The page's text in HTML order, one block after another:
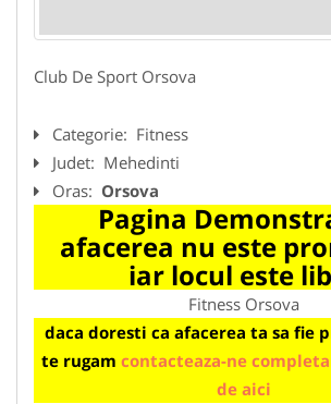
Club De Sport Orsova
Categorie: Fitness
Judet: Mehedinti
Oras: Orsova
Pagina
afacerea nu este
iar locul este
Fitness Orsova
daca doresti ca afacerea ta sa fie
te rugam contacteaza-ne
de aici